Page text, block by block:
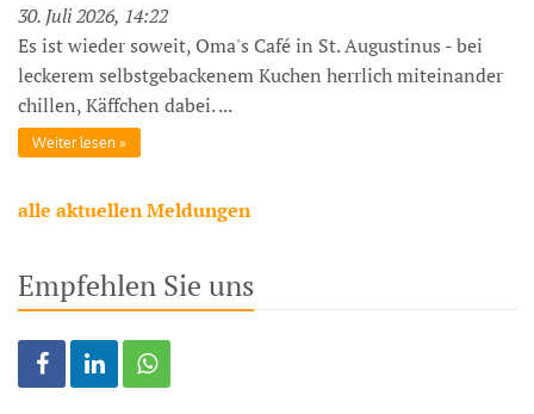
30. Juli 2026, 14:22
Es ist wieder soweit, Oma's Café in St. Augustinus - bei
leckerem selbstgebackenem Kuchen herrlich miteinander
chillen, Käffchen dabei. ...
Weiter lesen
alle aktuellen Meldungen
Empfehlen Sie uns